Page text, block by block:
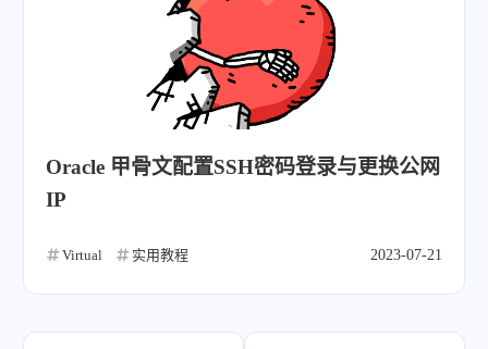
Oracle 甲骨文配置SSH密码登录与更换公网
IP
Virtual 实用教程 2023-07-21